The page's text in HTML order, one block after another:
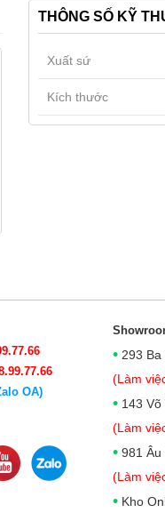
THÔNG SỐ KỸ
Xuất sứ
Kích thước
OA)
• 293 Ba
(Làm
• 143 Võ
(Làm
• 981 Âu
(Làm
• Kho